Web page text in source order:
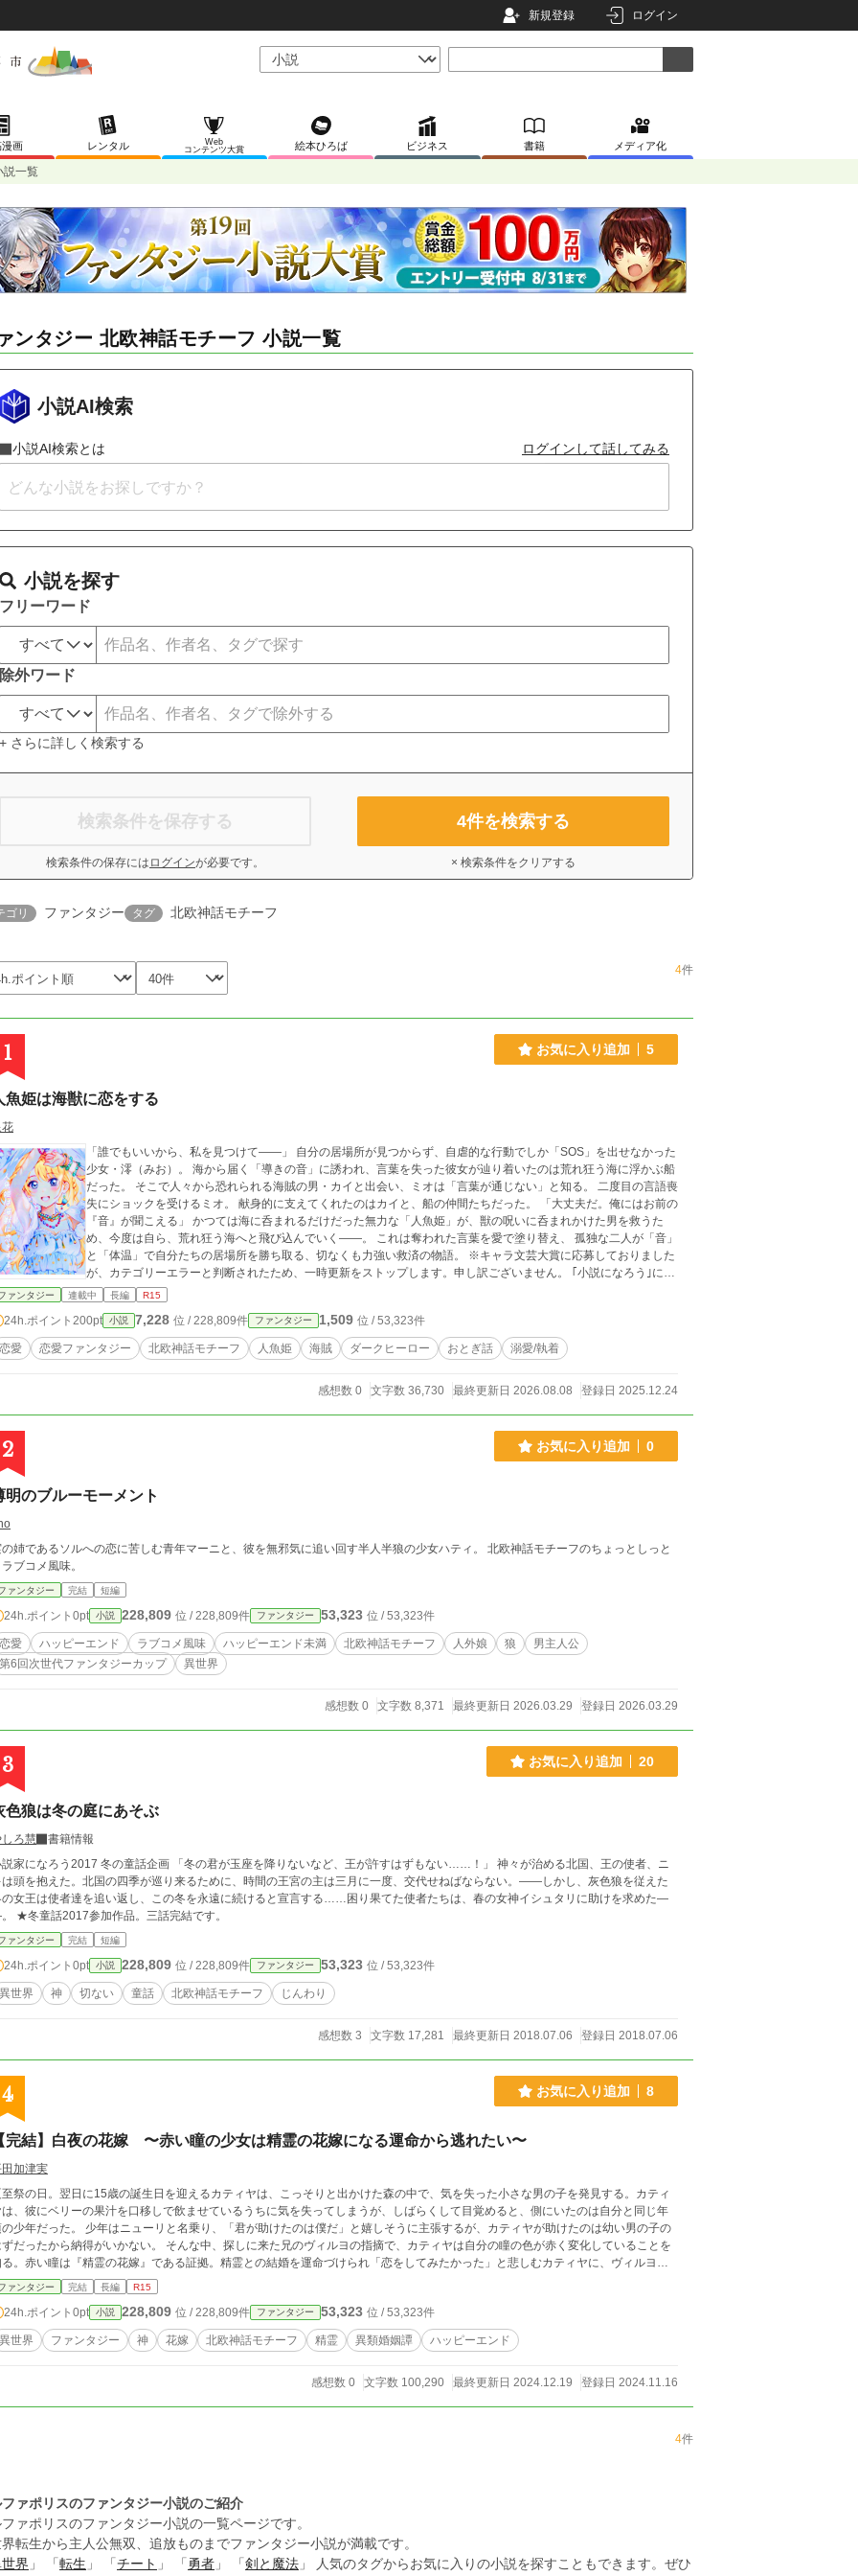
新規登録 ログイン
画 レンタル
Web
コンテンツ大賞
絵本ひろば ビジネス 書籍 メディア化
説一覧
ンタジー 北欧神話モチーフ 小説一覧
小説AI検索
小説AI検索とは ログインして話してみる
小説を探す
フリーワード
除外ワード
+ さらに詳しく検索する
検索条件を保存する
検索条件の保存には ログインが必要です。
4件を検索する
× 検索条件をクリアする
ゴリ ファンタジー タグ 北欧神話モチーフ
4件
1 お気に入り追加 5
魚姫は海獣に恋をする
「誰でもいいから、私を見つけて――」 自分の居場所が見つからず、自虐的な行動でしか「SOS」を出せなかった
少女・澪（みお）。 海から届く「導きの音」に誘われ、言葉を失った彼女が辿り着いたのは荒れ狂う海に浮かぶ船
だった。 そこで人々から恐れられる海賊の男・カイと出会い、ミオは「言葉が通じない」と知る。 二度目の言語喪
失にショックを受けるミオ。 献身的に支えてくれたのはカイと、船の仲間たちだった。 「大丈夫だ。俺にはお前の
『音』が聞こえる」 かつては海に呑まれるだけだった無力な「人魚姫」が、獣の呪いに呑まれかけた男を救うた
め、今度は自ら、荒れ狂う海へと飛び込んでいく――。 これは奪われた言葉を愛で塗り替え、 孤独な二人が「音」
と「体温」で自分たちの居場所を勝ち取る、切なくも力強い救済の物語。 ※キャラ文芸大賞に応募しておりました
が、カテゴリーエラーと判断されたため、一時更新をストップします。申し訳ございません。 ｢小説になろう｣にて
完結まで更新いたしますので、そちらで応援していただけると幸いですm(_ _)m
ァンタジー 連載中 長編 R15
24h.ポイント 200pt 小説 7,228 位 / 228,809件 ファンタジー 1,509 位 / 53,323件
恋愛 恋愛ファンタジー 北欧神話モチーフ 人魚姫 海賊 ダークヒーロー おとぎ話 溺愛/執着
感想数 0 文字数 36,730 最終更新日 2026.08.08 登録日 2025.12.24
2 お気に入り追加 0
明のブルーモーメント
姉であるソルへの恋に苦しむ青年マーニと、彼を無邪気に追い回す半人半狼の少女ハティ。 北欧神話モチーフのちょっとしっと
ブコメ風味。
ァンタジー 完結 短編
24h.ポイント 0pt 小説 228,809 位 / 228,809件 ファンタジー 53,323 位 / 53,323件
恋愛 ハッピーエンド ラブコメ風味 ハッピーエンド未満 北欧神話モチーフ 人外娘 狼
男主人公
第6回次世代ファンタジーカップ
異世界
感想数 0 文字数 8,371 最終更新日 2026.03.29 登録日 2026.03.29
3 お気に入り追加 20
色狼は冬の庭にあそぶ
ろ慧
書籍情報
なろう2017 冬の童話企画 「冬の君が玉座を降りないなど、王が許すはずもない……！」 神々が治める北国、王の使者、ニ
は頭を抱えた。北国の四季が巡り来るために、時間の王宮の主は三月に一度、交代せねばならない。――しかし、灰色狼を従えた
の女王は使者達を追い返し、この冬を永遠に続けると宣言する……困り果てた使者たちは、春の女神イシュタリに助けを求めた―
★冬童話2017参加作品。三話完結です。
ァンタジー 完結 短編
24h.ポイント 0pt 小説 228,809 位 / 228,809件 ファンタジー 53,323 位 / 53,323件
異世界 神 切ない 童話 北欧神話モチーフ じんわり
感想数 3 文字数 17,281 最終更新日 2018.07.06 登録日 2018.07.06
4 お気に入り追加 8
完結】白夜の花嫁 〜赤い瞳の少女は精霊の花嫁になる運命から逃れたい〜
加津実
祭の日。翌日に15歳の誕生日を迎えるカティヤは、こっそりと出かけた森の中で、気を失った小さな男の子を発見する。カティ
、彼にベリーの果汁を口移しで飲ませているうちに気を失ってしまうが、しばらくして目覚めると、側にいたのは自分と同じ年
少年だった。 少年はニューリと名乗り、「君が助けたのは僕だ」と嬉しそうに主張するが、カティヤが助けたのは幼い男の子の
だったから納得がいかない。 そんな中、探しに来た兄のヴィルヨの指摘で、カティヤは自分の瞳の色が赤く変化していることを
。赤い瞳は『精霊の花嫁』である証拠。精霊との結婚を運命づけられ「恋をしてみたかった」と悲しむカティヤに、ヴィルヨが
恋なら俺とすればいい」と言い出して……。
ァンタジー 完結 長編 R15
24h.ポイント 0pt 小説 228,809 位 / 228,809件 ファンタジー 53,323 位 / 53,323件
異世界 ファンタジー 神 花嫁 北欧神話モチーフ 精霊 異類婚姻譚 ハッピーエンド
感想数 0 文字数 100,290 最終更新日 2024.12.19 登録日 2024.11.16
4件
ァポリスのファンタジー小説のご紹介
ァポリスのファンタジー小説の一覧ページです。
転生から主人公無双、追放ものまでファンタジー小説が満載です。
界 」 「 転生 」 「 チート 」 「 勇者 」 「 剣と魔法 」 人気のタグからお気に入りの小説を探すこともできます。ぜひ